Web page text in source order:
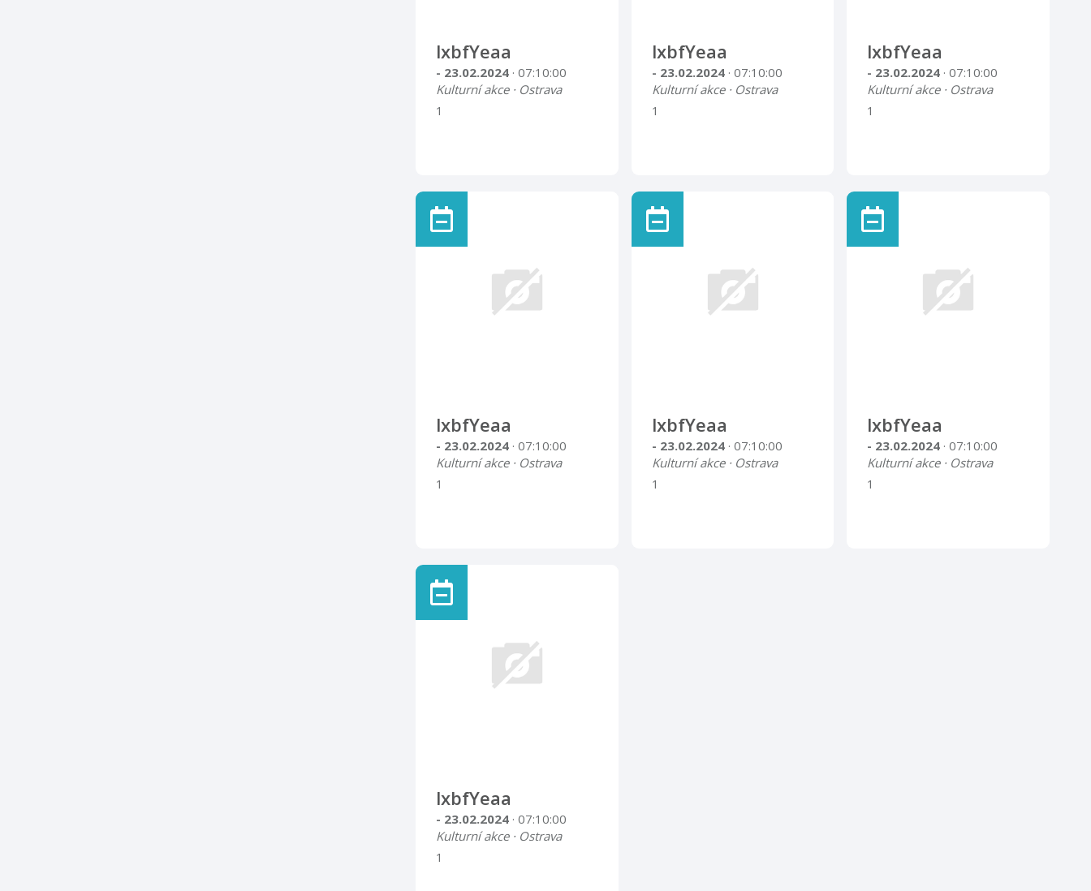
lxbfYeaa
- 23.02.2024 · 07:10:00
Kulturní akce · Ostrava
1
lxbfYeaa
- 23.02.2024 · 07:10:00
Kulturní akce · Ostrava
1
lxbfYeaa
- 23.02.2024 · 07:10:00
Kulturní akce · Ostrava
1
lxbfYeaa
- 23.02.2024 · 07:10:00
Kulturní akce · Ostrava
1
lxbfYeaa
- 23.02.2024 · 07:10:00
Kulturní akce · Ostrava
1
lxbfYeaa
- 23.02.2024 · 07:10:00
Kulturní akce · Ostrava
1
lxbfYeaa
- 23.02.2024 · 07:10:00
Kulturní akce · Ostrava
1